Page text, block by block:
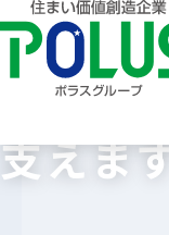
ジバテ
技術が
支えま